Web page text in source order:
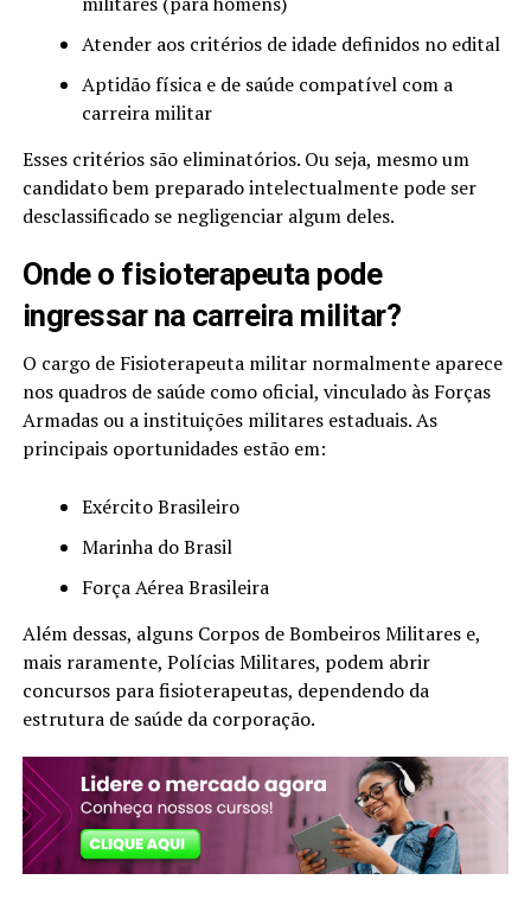
Atender aos critérios de idade definidos no edital
Aptidão física e de saúde compatível com a
carreira militar
Esses critérios são eliminatórios. Ou seja, mesmo um
candidato bem preparado intelectualmente pode ser
desclassificado se negligenciar algum deles.
Onde o fisioterapeuta pode
ingressar na carreira militar?
O cargo de Fisioterapeuta militar normalmente aparece
nos quadros de saúde como oficial, vinculado às Forças
Armadas ou a instituições militares estaduais. As
principais oportunidades estão em:
Exército Brasileiro
Marinha do Brasil
Força Aérea Brasileira
Além dessas, alguns Corpos de Bombeiros Militares e,
mais raramente, Polícias Militares, podem abrir
concursos para fisioterapeutas, dependendo da
estrutura de saúde da corporação.